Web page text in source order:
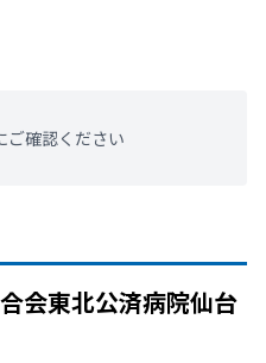
ご確認ください
会東北公済病院仙台